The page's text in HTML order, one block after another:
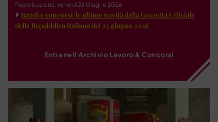
Pubblicazione: venerdì 26 Giugno 2026
Bandi e concorsi: le ultime novità dalla Gazzetta Ufficiale
della Repubblica Italiana del 23 giugno 2026
Entra nell'Archivio Lavoro & Concorsi